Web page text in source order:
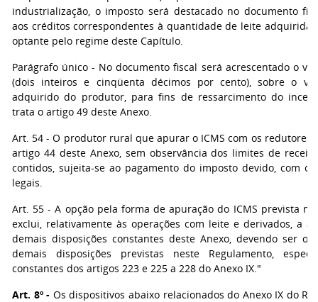
industrialização, o imposto será destacado no documento
aos créditos correspondentes à quantidade de leite adquirida
optante pelo regime deste Capítulo.
Parágrafo único - No documento fiscal será acrescentado o
(dois inteiros e cinqüenta décimos por cento), sobre o
adquirido do produtor, para fins de ressarcimento do
trata o artigo 49 deste Anexo.
Art. 54 - O produtor rural que apurar o ICMS com os redutores
artigo 44 deste Anexo, sem observância dos limites de
contidos, sujeita-se ao pagamento do imposto devido, com os
legais.
Art. 55 - A opção pela forma de apuração do ICMS prevista
exclui, relativamente às operações com leite e derivados, a
demais disposições constantes deste Anexo, devendo ser
demais disposições previstas neste Regulamento,
constantes dos artigos 223 e 225 a 228 do Anexo IX."
Art. 8º - Os dispositivos abaixo relacionados do Anexo IX do